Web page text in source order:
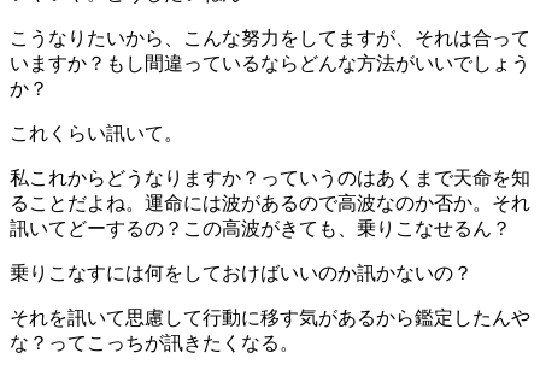
こうなりたいから、こんな努力をしてますが、それは合って
いますか？もし間違っているならどんな方法がいいでしょう
か？
これくらい訊いて。
私これからどうなりますか？っていうのはあくまで天命を知
ることだよね。運命には波があるので高波なのか否か。それ
訊いてどーするの？この高波がきても、乗りこなせるん？
乗りこなすには何をしておけばいいのか訊かないの？
それを訊いて思慮して行動に移す気があるから鑑定したんや
な？ってこっちが訊きたくなる。